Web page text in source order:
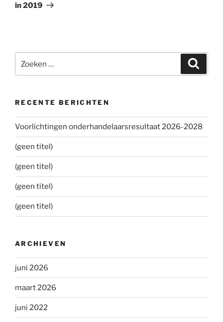
in 2019
naar:
RECENTE BERICHTEN
Voorlichtingen onderhandelaarsresultaat 2026-2028
(geen titel)
(geen titel)
(geen titel)
(geen titel)
ARCHIEVEN
juni 2026
maart 2026
juni 2022